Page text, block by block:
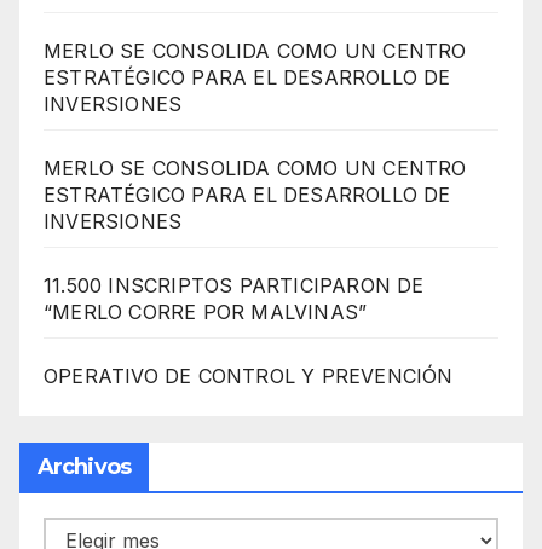
MERLO SE CONSOLIDA COMO UN CENTRO
ESTRATÉGICO PARA EL DESARROLLO DE
INVERSIONES
MERLO SE CONSOLIDA COMO UN CENTRO
ESTRATÉGICO PARA EL DESARROLLO DE
INVERSIONES
11.500 INSCRIPTOS PARTICIPARON DE
“MERLO CORRE POR MALVINAS”
OPERATIVO DE CONTROL Y PREVENCIÓN
Archivos
Archivos